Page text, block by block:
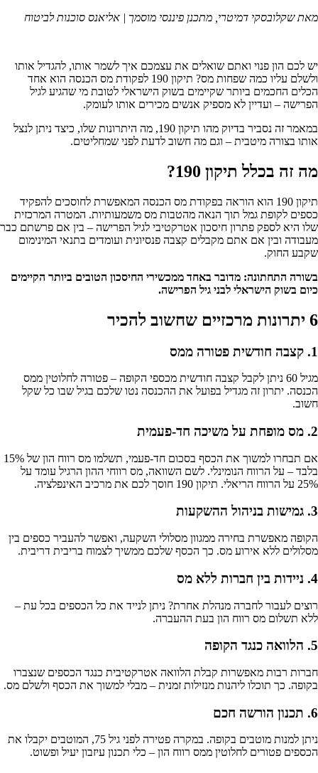
מאת שקלובסקי דמיטרי, מתכנן פיננסי מוסמך | אליאנס סוכנות לביטוח
יש לכם הון פנוי ואתם שואלים את עצמכם איך לשמר אותו, להגדיל אותו
ולשלם עליו כמה שפחות מס? תיקון 190 לפקודת מס הכנסה הוא אחד
הכלים החכמים ביותר שקיימים בשוק הישראלי לטובת מי שהגיע לגיל
הפרישה – ועדיין לא מספיק אנשים מכירים אותו לעומק.
במאמר זה נסביר בדיוק מהו תיקון 190, מה היתרונות שלו, כיצד ניתן לנצל
אותו בצורה מיטבית – וגם מה חשוב לדעת לפני שמחליטים.
מה זה בכלל תיקון 190?
תיקון 190 הוא הוראה בפקודת מס הכנסה המאפשרת לחוסכים להפקיד
כספים לקופת גמל תוך הנאה מהטבות מס משמעותיות. המטרה המרכזית
שלו היא לספק פתרון חיסכון אטרקטיבי לגיל הפרישה – בין אם פרשתם כבר
מעבודה ובין אם אתם מקבלים קצבה פנסיונית ועומדים בתנאי המינימום
שקבע החוק.
בשורה התחתונה: מדובר באחד ממכשירי החיסכון הטובים ביותר הקיימים
כיום בשוק הישראלי לבני גיל הפרישה.
6 יתרונות מרכזיים שחשוב להכיר
1. קצבה חודשית פטורה ממס
מגיל 60 ניתן לקבל קצבה חודשית מכספי הקופה – פטורה לחלוטין ממס
הכנסה. יתרון זה מגדיל בפועל את ההכנסה נטו שלכם בגיל שבו כל שקל
חשוב.
2. מס מופחת על משיכה חד-פעמית
אם תבחרו למשוך את הכסף בסכום חד-פעמי, תשלמו מס רווח הון של 15%
בלבד – על הרווח הנומינלי. לשם השוואה, מס רווחי ההון הרגיל עומד על
25% על הרווח הריאלי. תיקון 190 חוסך לכם את מרכיב האינפלציה.
3. גמישות בניהול ההשקעות
הקופה מאפשרת בחירה ממגוון מסלולי השקעה, ואפשר להעביר כספים בין
מסלולים ללא אירוע מס. כך הכסף שלכם ממשיך לצמוח בריבית דריבית.
4. ניידות בין חברות ללא מס
רוצים לעבור לחברה מנהלת אחרת? ניתן לנייד את כל הכספים בכל עת –
ללא תשלום מס רווח הון בעת ההעברה.
5. הלוואה כנגד הקופה
חברות רבות מאפשרות קבלת הלוואה אטרקטיבית כנגד הכספים שנצברו
בקופה. כך תוכלו ליהנות מנזילות זמנית – מבלי למשוך את הכסף ולשלם מס.
6. תכנון הורשה חכם
ניתן למנות מוטבים בקופה. במקרה פטירה לפני גיל 75, המוטבים יקבלו את
הכספים פטורים לחלוטין ממס רווח הון – כלי תכנון עיזבון יעיל ופשוט.